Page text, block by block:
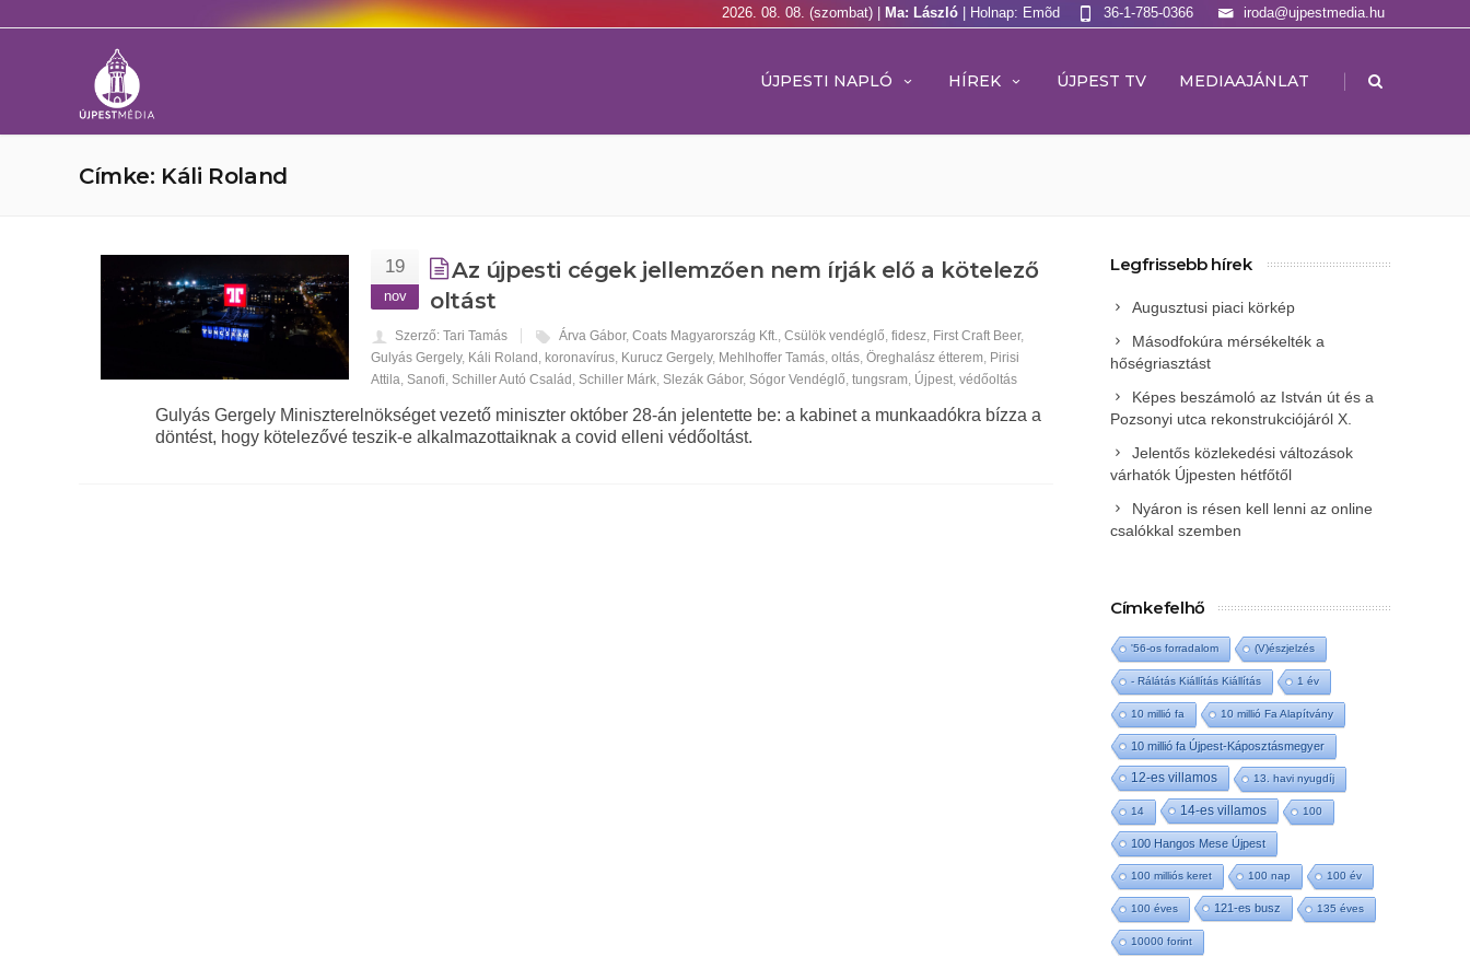
2026. 08. 08. (szombat) | Ma: László | Holnap: Emõd iroda@ujpestmedia.hu
36-1-785-0366
ÚJPESTI NAPLÓ HÍREK ÚJPEST TV MEDIAAJÁNLAT |
Címke: Káli Roland
19
nov
Az újpesti cégek jellemzően nem írják elő a kötelező
oltást
Szerző: Tari Tamás Árva Gábor,Coats Magyarország Kft.,Csülök vendéglő,fidesz, First Craft Beer,
Gulyás Gergely, Káli Roland , koronavírus, Kurucz Gergely, Mehlhoffer Tamás,oltás,Öreghalász étterem, Pirisi
Attila, Sanofi, Schiller Autó Család , Schiller Márk, Slezák Gábor, Sógor Vendéglő,tungsram, Újpest,védőoltás
Gulyás Gergely Miniszterelnökséget vezető miniszter október 28-án jelentette be: a kabinet a munkaadókra bízza a
döntést, hogy kötelezővé teszik-e alkalmazottaiknak a covid elleni védőoltást.
Legfrissebb hírek
Augusztusi piaci körkép
Másodfokúra mérsékelték a
hőségriasztást
Képes beszámoló az István út és a
Pozsonyi utca rekonstrukciójáról X.
Jelentős közlekedési változások
várhatók Újpesten hétfőtől
Nyáron is résen kell lenni az online
csalókkal szemben
Címkefelhő
'56-os forradalom (V)észjelzés
- Rálátás Kiállítás Kiállítás 1 év
10 millió fa 10 millió Fa Alapítvány
10 millió fa Újpest-Káposztásmegyer
12-es villamos 13. havi nyugdíj
14 14-es villamos 100
100 Hangos Mese Újpest
100 milliós keret 100 nap 100 év
100 éves 121-es busz 135 éves
10000 forint